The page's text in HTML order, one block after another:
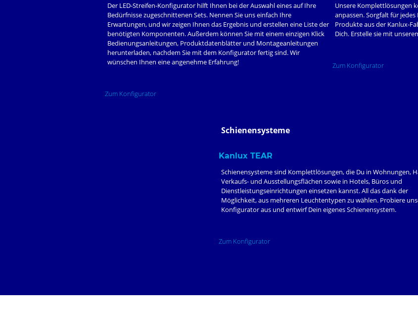
Der LED-Streifen-Konfigurator hilft Ihnen bei der Auswahl eines auf Ihre
Bedürfnisse zugeschnittenen Sets. Nennen Sie uns einfach Ihre
Erwartungen, und wir zeigen Ihnen das Ergebnis und erstellen eine Liste der
benötigten Komponenten. Außerdem können Sie mit einem einzigen Klick
Bedienungsanleitungen, Produktdatenblätter und Montageanleitungen
herunterladen, nachdem Sie mit dem Konfigurator fertig sind. Wir
wünschen Ihnen eine angenehme Erfahrung!
Zum Konfigurator
Unsere Komplettlösungen
anpassen. Sorgfalt für
Produkte aus der Kanlux-
Dich. Erstelle sie mit
Zum Konfigurator
Schienensysteme
Kanlux TEAR
Schienensysteme sind Komplettlösungen, die Du in Wohnungen,
Verkaufs- und Ausstellungsflächen sowie in Hotels, Büros und
Dienstleistungseinrichtungen einsetzen kannst. All das dank der
Möglichkeit, aus mehreren Leuchtentypen zu wählen. Probiere
Konfigurator aus und entwirf Dein eigenes Schienensystem.
Zum Konfigurator